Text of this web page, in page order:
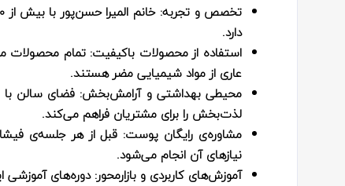
تخصص و تجربه:
دارد.
استفاده از محصولات باکیفیت: تمام محصولات
عاری از مواد شیمیایی مضر هستند.
محیطی بهداشتی و آرامش‌بخش: فضای سالن با
لذت‌بخش را برای مشتریان فراهم می‌کند.
مشاوره‌ی رایگان پوست: قبل از هر جلسه‌ی
نیازهای آن انجام می‌شود.
آموزش‌های کاربردی و بازارمحور:دوره‌های آموزشی